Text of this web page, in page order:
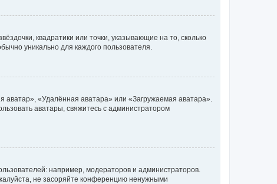
квадратики или точки, указывающие на то, сколько
уникально для каждого пользователя.
аватар», «Удалённая аватара» или «Загружаемая аватара».
аватары, свяжитесь с администратором
например, модераторов и администраторов.
не засоряйте конференцию ненужными